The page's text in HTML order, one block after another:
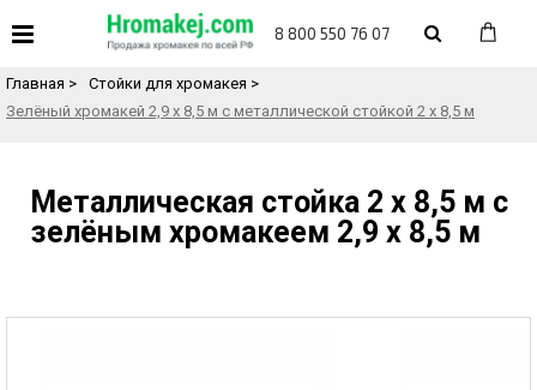
8 800 550 76 07
Назад в каталог товаров
Главная > Стойки для хромакея >
Зелёный хромакей 2,9 х 8,5 м с металлической стойкой 2 х 8,5 м
Металлическая стойка 2 х 8,5 м с
зелёным хромакеем 2,9 х 8,5 м